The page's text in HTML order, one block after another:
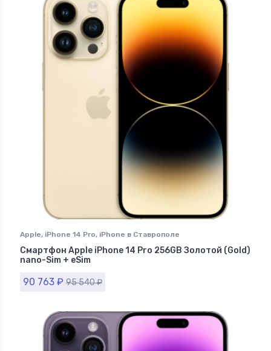
Apple, iPhone 14 Pro, iPhone в Ставрополе
Смартфон Apple iPhone 14 Pro 256GB Золотой (Gold)
nano-Sim + eSim
90 763 ₽ 95 540₽